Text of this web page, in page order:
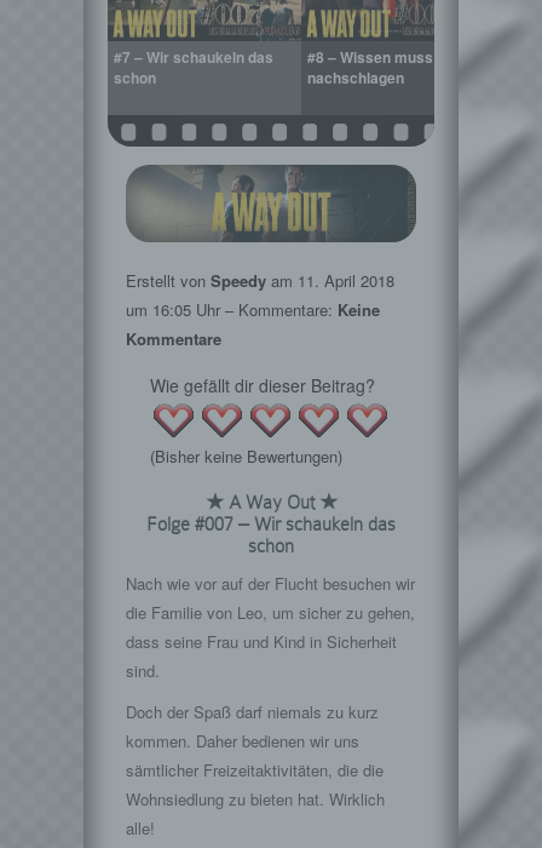
#7 – Wir schaukeln das
schon
#8 – Wissen muss man
nachschlagen
Erstellt von Speedy am 11. April 2018
um 16:05 Uhr – Kommentare: Keine
Kommentare
Wie gefällt dir dieser Beitrag?
(Bisher keine Bewertungen)
★ A Way Out ★
Folge #007 – Wir schaukeln das
schon
Nach wie vor auf der Flucht besuchen wir
die Familie von Leo, um sicher zu gehen,
dass seine Frau und Kind in Sicherheit
sind.
Doch der Spaß darf niemals zu kurz
kommen. Daher bedienen wir uns
sämtlicher Freizeitaktivitäten, die die
Wohnsiedlung zu bieten hat. Wirklich
alle!